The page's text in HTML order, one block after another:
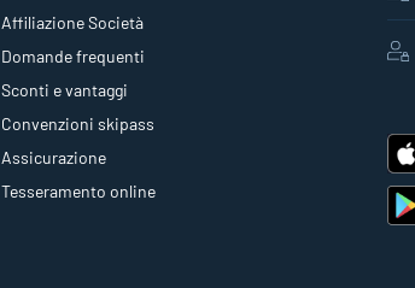
Affiliazione Società
Domande frequenti
Sconti e vantaggi
Convenzioni skipass
Assicurazione
Tesseramento online